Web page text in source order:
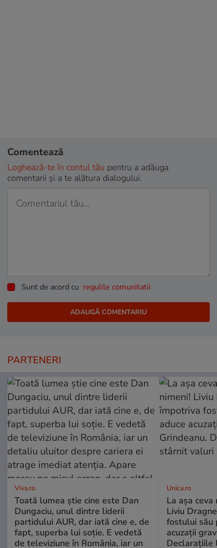
Comentează
Loghează-te în contul tău pentru a adăuga
comentarii și a te alătura dialogului.
Sunt de acord cu regulile comunitatii
PARTENERI
Viva.ro
Toată lumea știe cine este Dan
Dungaciu, unul dintre liderii
partidului AUR, dar iată cine e, de
fapt, superba lui soție. E vedetă
de televiziune în România, iar un
Unica.ro
La așa
Liviu
fostului său
acuzații
Declarațiile